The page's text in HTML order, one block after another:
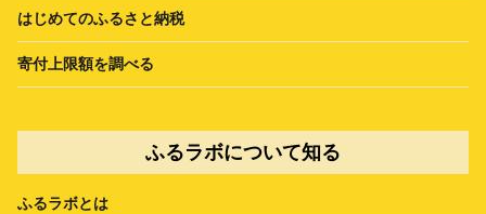
はじめてのふるさと納税
寄付上限額を調べる
ふるラボについて知る
ふるラボとは